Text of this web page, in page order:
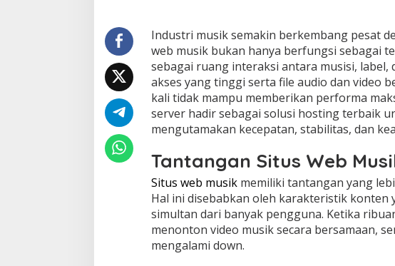
Industri musik semakin berkembang pesat
web musik bukan hanya berfungsi sebagai
sebagai ruang interaksi antara musisi,
akses yang tinggi serta file audio dan video
kali tidak mampu memberikan performa
server hadir sebagai solusi hosting terbaik
mengutamakan kecepatan, stabilitas, dan
Tantangan Situs Web
Situs web musikmemiliki tantangan yang
Hal ini disebabkan oleh karakteristik konten
simultan dari banyak pengguna. Ketika
menonton video musik secara bersamaan,
mengalami down.